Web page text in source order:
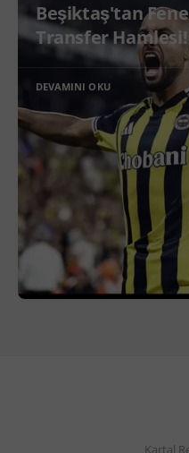
Beşiktaş'tan
Transfer Hamlesi!
DEVAMINI OKU
Kartal